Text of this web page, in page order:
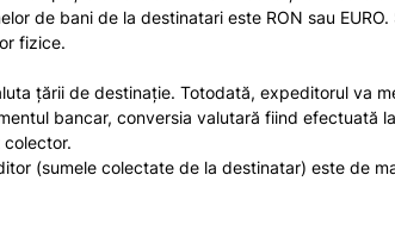
de bani de la destinatari este RON sau
fizice.
țării de destinație. Totodată, expeditorul va
bancar, conversia valutară fiind efectuată
(sumele colectate de la destinatar) este de